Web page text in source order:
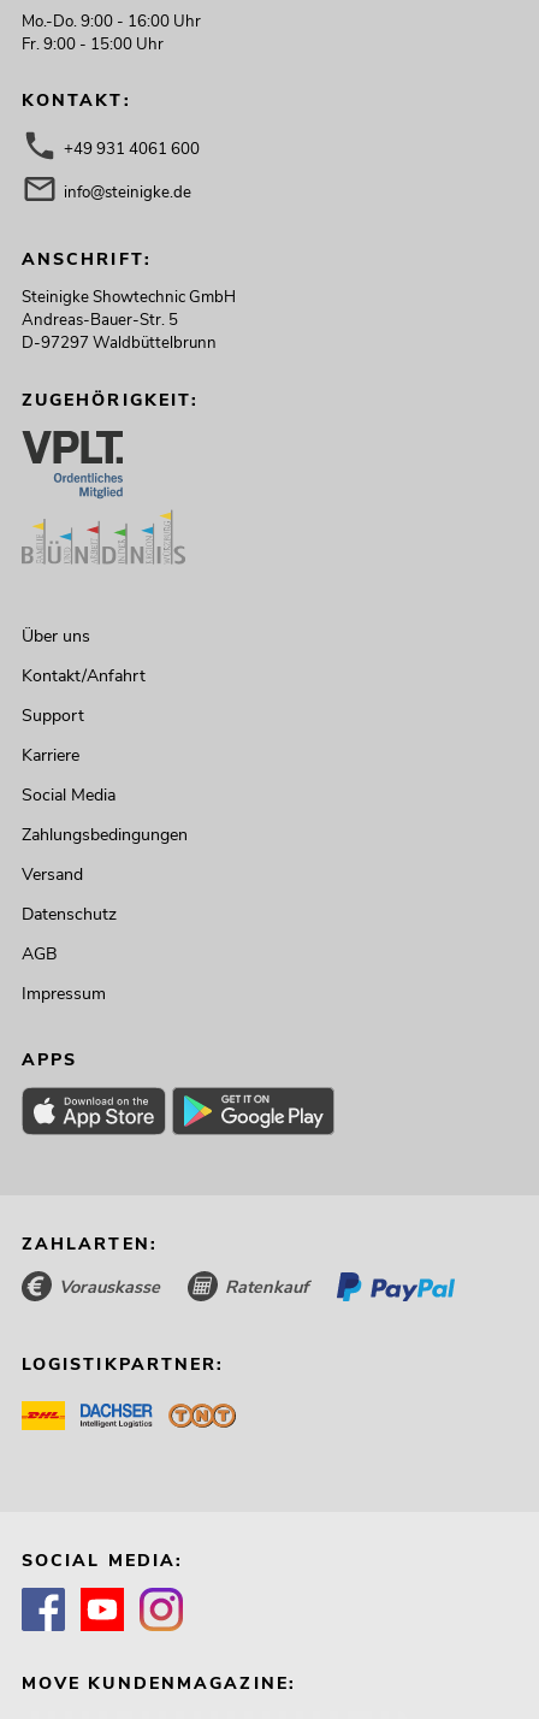
Mo.-Do. 9:00 - 16:00 Uhr
Fr. 9:00 - 15:00 Uhr
KONTAKT:
+49 931 4061 600
info@steinigke.de
ANSCHRIFT:
Steinigke Showtechnic GmbH
Andreas-Bauer-Str. 5
D-97297 Waldbüttelbrunn
ZUGEHÖRIGKEIT:
Über uns
Kontakt/Anfahrt
Support
Karriere
Social Media
Zahlungsbedingungen
Versand
Datenschutz
AGB
Impressum
APPS
ZAHLARTEN:
Vorauskasse Ratenkauf
LOGISTIKPARTNER:
SOCIAL MEDIA:
MOVE KUNDENMAGAZINE: